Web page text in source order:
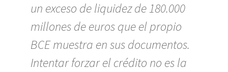
un exceso de liquidez de 180.000
millones de euros que el propio
BCE muestra en sus documentos.
Intentar forzar el crédito no es la